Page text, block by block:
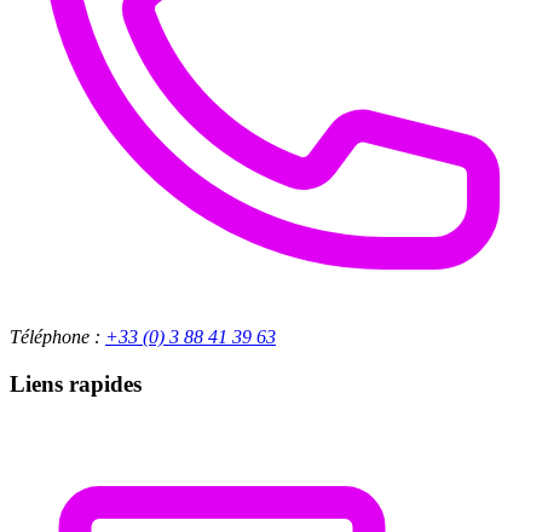
Téléphone : +33 (0) 3 88 41 39 63
Liens rapides